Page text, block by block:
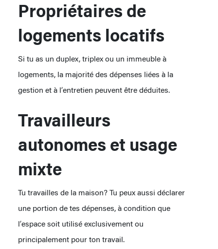
Propriétaires de
logements locatifs
Si tu as un duplex, triplex ou un immeuble à
logements, la majorité des dépenses liées à la
gestion et à l’entretien peuvent être déduites.
Travailleurs
autonomes et usage
mixte
Tu travailles de la maison? Tu peux aussi déclarer
une portion de tes dépenses, à condition que
l’espace soit utilisé exclusivement ou
principalement pour ton travail.